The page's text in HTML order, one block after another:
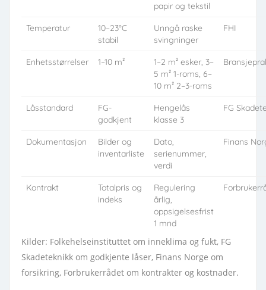
papir og tekstil
Temperatur
10–23°C
stabil
Unngå raske
svingninger
FHI
Enhetsstørrelser 1–10 m²
1–2 m² esker, 3–
5 m² 1-roms, 6–
10 m² 2–3-roms
Låsstandard
FG-
godkjent
Hengelås
klasse 3
FG
Dokumentasjon
Bilder og
inventarliste
Dato,
serienummer,
verdi
Finans
Kontrakt
Totalpris og
indeks
Regulering
årlig,
oppsigelsesfrist
1 mnd
Kilder: Folkehelseinstituttet om inneklima og fukt, FG
Skadeteknikk om godkjente låser, Finans Norge om
forsikring, Forbrukerrådet om kontrakter og kostnader.